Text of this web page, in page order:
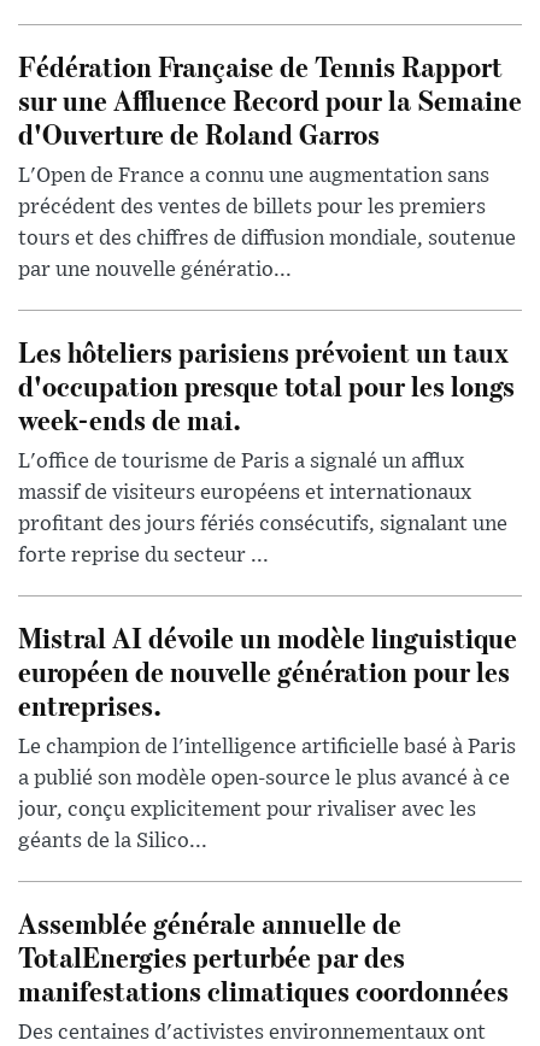
Fédération Française de Tennis Rapport
sur une Affluence Record pour la Semaine
d'Ouverture de Roland Garros
L'Open de France a connu une augmentation sans
précédent des ventes de billets pour les premiers
tours et des chiffres de diffusion mondiale, soutenue
par une nouvelle génératio...
Les hôteliers parisiens prévoient un taux
d'occupation presque total pour les longs
week-ends de mai.
L'office de tourisme de Paris a signalé un afflux
massif de visiteurs européens et internationaux
profitant des jours fériés consécutifs, signalant une
forte reprise du secteur ...
Mistral AI dévoile un modèle linguistique
européen de nouvelle génération pour les
entreprises.
Le champion de l'intelligence artificielle basé à Paris
a publié son modèle open-source le plus avancé à ce
jour, conçu explicitement pour rivaliser avec les
géants de la Silico...
Assemblée générale annuelle de
TotalEnergies perturbée par des
manifestations climatiques coordonnées
Des centaines d'activistes environnementaux ont